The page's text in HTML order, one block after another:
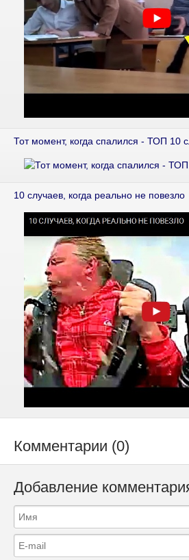
Тот момент, когда спалился - ТОП 10
10 случаев, когда реально не повезло
Комментарии (0)
Добавление